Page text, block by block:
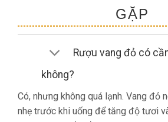
GẶP
Rượu vang đỏ có
không?
Có, nhưng không quá lạnh. Vang đỏ
nhẹ trước khi uống để tăng độ tươi